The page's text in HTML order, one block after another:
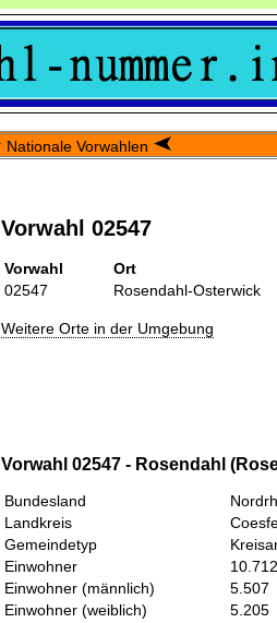
Nationale Vorwahlen
Vorwahl 02547
Vorwahl
Ort
02547
Rosendahl-Osterwick
Weitere Orte in der Umgebung
Vorwahl 02547 - Rosendahl
Bundesland
Landkreis
Gemeindetyp
Einwohner
10.712
Einwohner (männlich)
5.507
Einwohner (weiblich)
5.205